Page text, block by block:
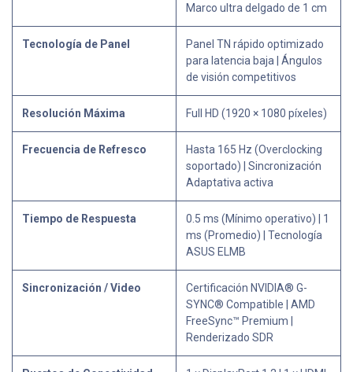
Marco ultra delgado de 1 cm
Tecnología de Panel
Panel TN rápido optimizado
para latencia baja | Ángulos
de visión competitivos
Resolución Máxima Full HD (1920 × 1080 píxeles)
Frecuencia de Refresco
Hasta 165 Hz (Overclocking
soportado) | Sincronización
Adaptativa activa
Tiempo de Respuesta
0.5 ms (Mínimo operativo) | 1
ms (Promedio) | Tecnología
ASUS ELMB
Sincronización / Video
Certificación NVIDIA® G-
SYNC® Compatible | AMD
FreeSync™ Premium |
Renderizado SDR